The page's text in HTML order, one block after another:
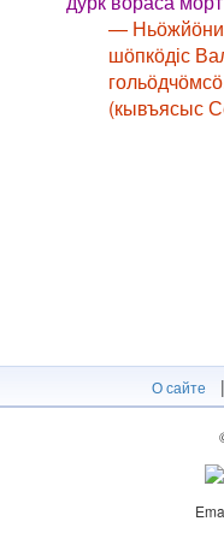
—
шӧпкӧдіс
(кывъясыс
О сайте |